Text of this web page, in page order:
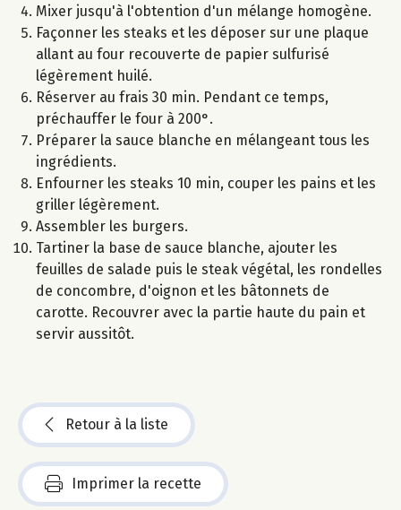
Mixer jusqu'à l'obtention d'un mélange homogène.
Façonner les steaks et les déposer sur une plaque
allant au four recouverte de papier sulfurisé
légèrement huilé.
Réserver au frais 30 min. Pendant ce temps,
préchauffer le four à 200°.
Préparer la sauce blanche en mélangeant tous les
ingrédients.
Enfourner les steaks 10 min, couper les pains et les
griller légèrement.
Assembler les burgers.
Tartiner la base de sauce blanche, ajouter les
feuilles de salade puis le steak végétal, les rondelles
de concombre, d'oignon et les bâtonnets de
carotte. Recouvrer avec la partie haute du pain et
servir aussitôt.
Retour à la liste
Imprimer la recette